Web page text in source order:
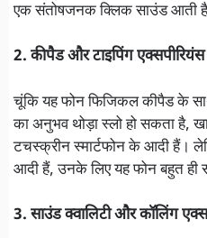
एक संतोषजनक क्लिक साउंड आती
2. कीपैड और टाइपिंग एक्सपीरियंस
चूंकि यह फोन फिजिकल कीपैड के
का अनुभव थोड़ा स्लो हो सकता है,
टचस्क्रीन स्मार्टफोन के आदी हैं।
आदी हैं, उनके लिए यह फोन बहुत ही
3. साउंड क्वालिटी और कॉलिंग